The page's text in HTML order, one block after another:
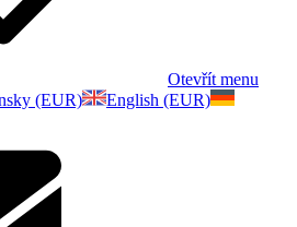
Otevřít menu
(EUR)
English (EUR)